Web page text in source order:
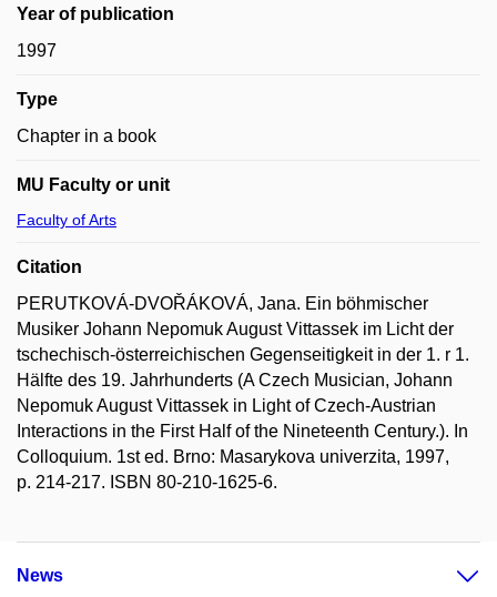
Year of publication
1997
Type
Chapter in a book
MU Faculty or unit
Faculty of Arts
Citation
PERUTKOVÁ-DVOŘÁKOVÁ, Jana. Ein böhmischer
Musiker Johann Nepomuk August Vittassek im Licht der
tschechisch-österreichischen Gegenseitigkeit in der 1. r 1.
Hälfte des 19. Jahrhunderts (A Czech Musician, Johann
Nepomuk August Vittassek in Light of Czech-Austrian
Interactions in the First Half of the Nineteenth Century.). In
Colloquium. 1st ed. Brno: Masarykova univerzita, 1997,
p. 214-217. ISBN 80-210-1625-6.
News